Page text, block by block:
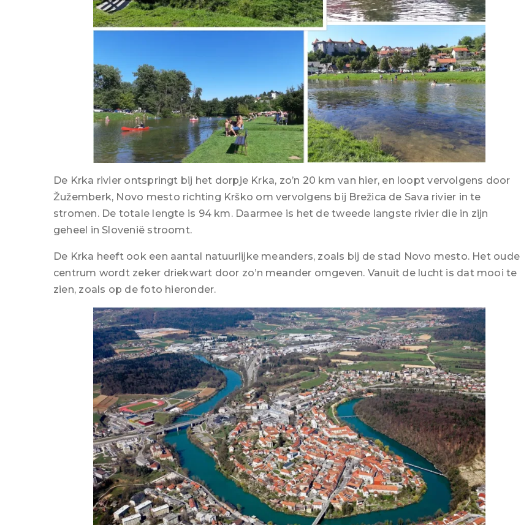
De Krka rivier ontspringt bij het dorpje Krka, zo’n 20 km van hier, en loopt vervolgens door
Žužemberk, Novo mesto richting Krško om vervolgens bij Brežica de Sava rivier in te
stromen. De totale lengte is 94 km. Daarmee is het de tweede langste rivier die in zijn
geheel in Slovenië stroomt.
De Krka heeft ook een aantal natuurlijke meanders, zoals bij de stad Novo mesto. Het oude
centrum wordt zeker driekwart door zo’n meander omgeven. Vanuit de lucht is dat mooi te
zien, zoals op de foto hieronder.